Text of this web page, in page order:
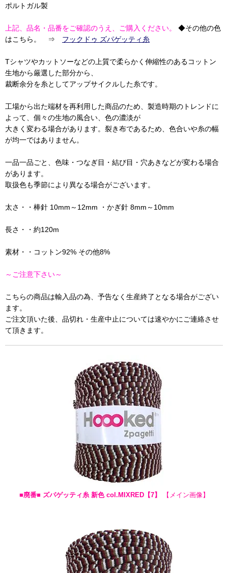
ポルトガル製
上記、品名・品番をご確認のうえ、ご購入ください。
◆その他の色
はこちら。 ⇒ フックドゥ ズパゲッティ糸
Tシャツやカットソーなどの上質で柔らかく伸縮性のあるコットン
生地から厳選した部分から、
裁断余分を糸としてアップサイクルした糸です。
工場から出た端材を再利用した商品のため、製造時期のトレンドに
よって、個々の生地の風合い、色の濃淡が
大きく変わる場合があります。裂き布であるため、色合いや糸の幅
が均一ではありません。
一品一品ごと、色味・つなぎ目・結び目・穴あきなどが変わる場合
があります。
取扱色も季節により異なる場合がございます。
太さ・・棒針 10mm～12mm ・かぎ針 8mm～10mm
長さ・・約120m
素材・・コットン92% その他8%
～ご注意下さい～
こちらの商品は輸入品の為、予告なく生産終了となる場合がござい
ます。
ご注文頂いた後、品切れ・生産中止については速やかにご連絡させ
て頂きます。
■廃番■ ズパゲッティ糸 新色 col.MIXRED【7】 【メイン画像】